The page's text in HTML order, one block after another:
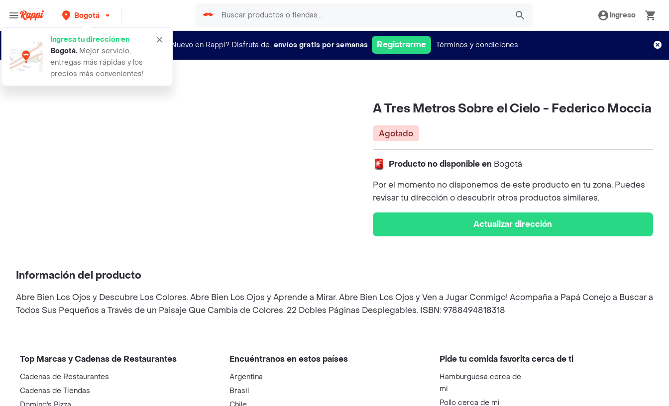
Bogotá
Ingresa tu dirección en
Bogotá. Mejor servicio,
entregas más rápidas y los
precios más convenientes!
Ingreso
¿Nuevo en Rappi? Disfruta de envíos gratis por semanas Registrarme Términos y condiciones
a tres metros sobre el cielo federi
A Tres Metros Sobre el Cielo - Federico Moccia
Agotado
Producto no disponible en Bogotá
Por el momento no disponemos de este producto en tu zona. Puedes
revisar tu dirección o descubrir otros productos similares.
Actualizar dirección
Información del producto
Abre Bien Los Ojos y Descubre Los Colores. Abre Bien Los Ojos y Aprende a Mirar. Abre Bien Los Ojos y Ven a Jugar Conmigo! Acompaña a Papá Conejo a Buscar a
Todos Sus Pequeños a Través de un Paisaje Que Cambia de Colores. 22 Dobles Páginas Desplegables. ISBN: 9788494818318
Top Marcas y Cadenas de Restaurantes
Cadenas de Restaurantes
Cadenas de Tiendas
Encuéntranos en estos países
Argentina
Brasil
Pide tu comida favorita cerca de ti
Hamburguesa cerca de
mi
Pollo cerca de mi